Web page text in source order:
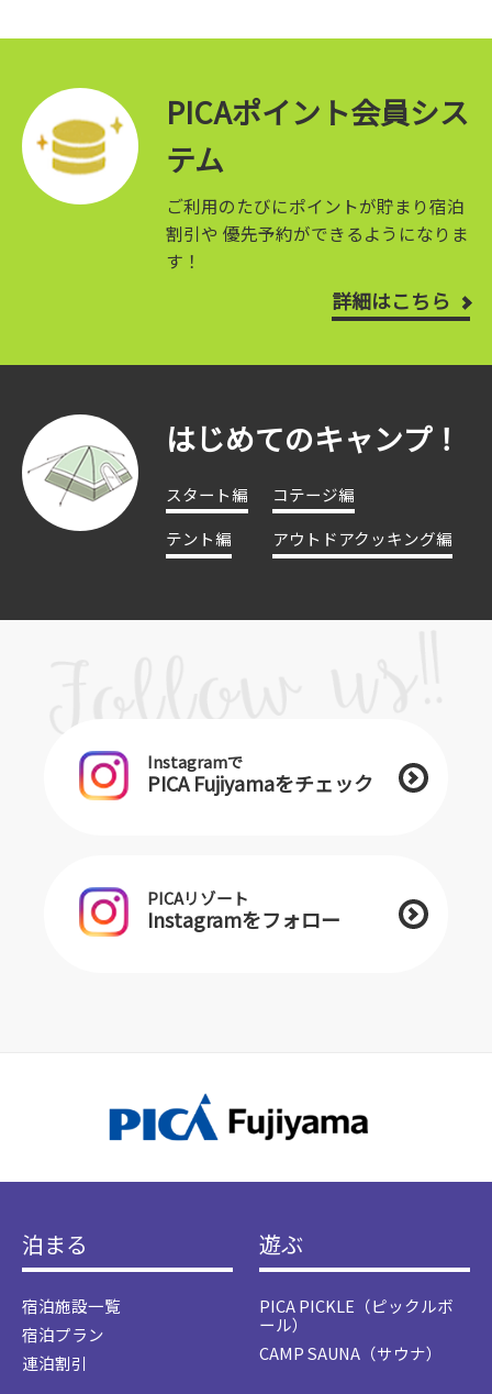
PICAポイント会員シス
テム
ご利用のたびにポイントが貯まり宿泊
割引や 優先予約ができるようになりま
す！
詳細はこちら
はじめてのキャンプ！
スタート編
コテージ編
テント編
アウトドアクッキング編
Instagramで
PICA Fujiyamaをチェック
PICAリゾート
Instagramをフォロー
泊まる
宿泊施設一覧
宿泊プラン
連泊割引
遊ぶ
PICA PICKLE（ピックルボ
ール）
CAMP SAUNA（サウナ）